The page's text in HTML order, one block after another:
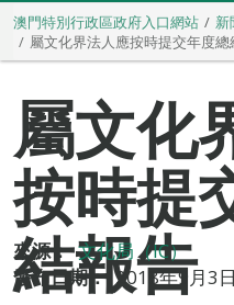
澳門特別行政區政府入口網站
新
屬文化界法人應按時提交年度總
屬文化
按時提
結報告
來源： 文化局（IC）
發布日期： 2018年9月3